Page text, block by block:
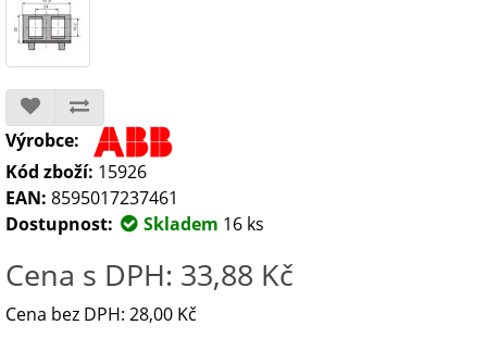
Výrobce:
Kód zboží: 15926
EAN: 8595017237461
Dostupnost:
Skladem 16 ks
Cena s DPH: 33,88 Kč
Cena bez DPH: 28,00 Kč